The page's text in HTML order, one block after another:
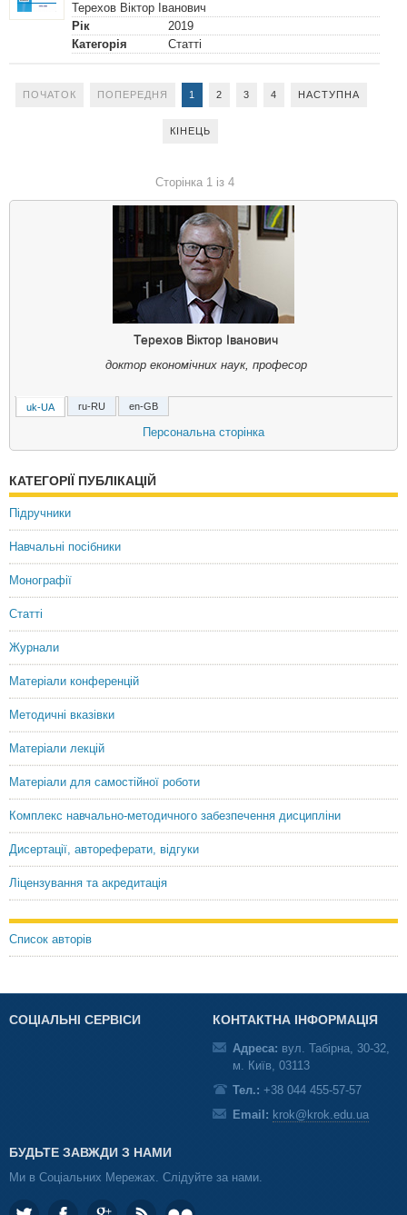
Терехов Віктор Іванович
Рік
2019
Категорія
Статті
ПОЧАТОК ПОПЕРЕДНЯ 1 2 3 4 НАСТУПНА
КІНЕЦЬ
Сторінка 1 із 4
Терехов Віктор Іванович
доктор економічних наук, професор
Терехов Виктор Иванович
доктор экономических наук, профессор
Terekhov Viktor I.
uk-UA ru-RU en-GB
Персональна сторінка
КАТЕГОРІЇ ПУБЛІКАЦІЙ
Підручники
Навчальні посібники
Монографії
Статті
Журнали
Матеріали конференцій
Методичні вказівки
Матеріали лекцій
Матеріали для самостійної роботи
Комплекс навчально-методичного забезпечення дисципліни
Дисертації, автореферати, відгуки
Ліцензування та акредитація
Список авторів
СОЦІАЛЬНІ СЕРВІСИ КОНТАКТНА ІНФОРМАЦІЯ
Адреса: вул. Табірна, 30-32,
м. Київ, 03113
Тел.: +38 044 455-57-57
Email: krok@krok.edu.ua
БУДЬТЕ ЗАВЖДИ З НАМИ
Ми в Соціальних Мережах. Слідуйте за нами.